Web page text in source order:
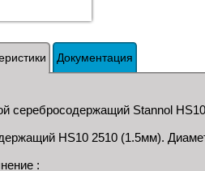
Документация
серебросодержащий Stannol
HS10 2510 (1.5мм).
: